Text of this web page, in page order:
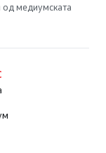
од медиумската